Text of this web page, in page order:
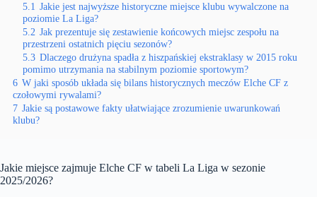
5.1 Jakie jest najwyższe historyczne miejsce klubu wywalczone na
poziomie La Liga?
5.2 Jak prezentuje się zestawienie końcowych miejsc zespołu na
przestrzeni ostatnich pięciu sezonów?
5.3 Dlaczego drużyna spadła z hiszpańskiej ekstraklasy w 2015 roku
pomimo utrzymania na stabilnym poziomie sportowym?
6 W jaki sposób układa się bilans historycznych meczów Elche CF z
czołowymi rywalami?
7 Jakie są postawowe fakty ułatwiające zrozumienie uwarunkowań
klubu?
Jakie miejsce zajmuje Elche CF w tabeli La Liga w sezonie
2025/2026?